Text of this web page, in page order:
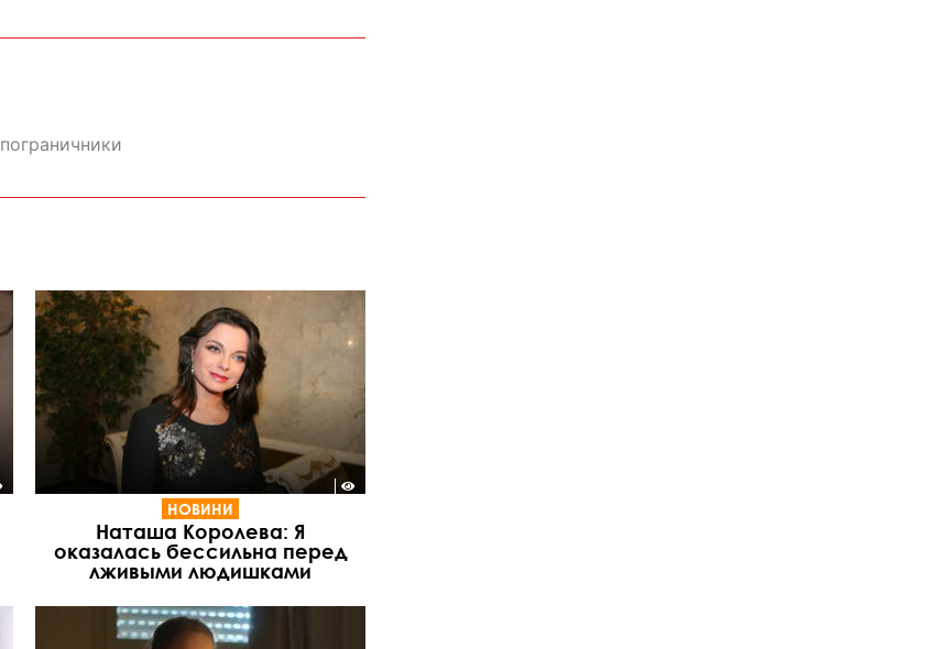
пограничники
НОВИНИ
Наташа Королева: Я
оказалась бессильна перед
лживыми людишками